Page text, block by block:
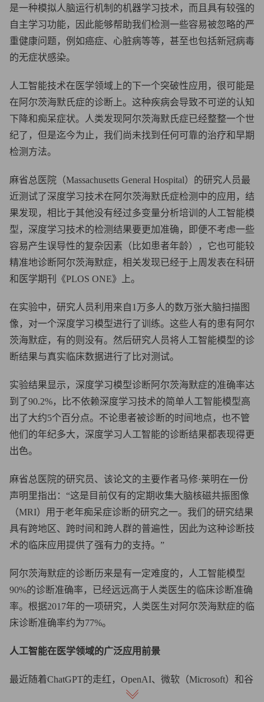
是一种模拟人脑运行机制的机器学习技术，而且具有较强的
自主学习功能，因此能够帮助我们检测一些容易被忽略的严
重健康问题，例如癌症、心脏病等等，甚至也包括新冠病毒
的无症状感染。
人工智能技术在医学领域上的下一个突破性应用，很可能是
在阿尔茨海默氏症的诊断上。这种疾病会导致不可逆的认知
下降和痴呆症状。人类发现阿尔茨海默氏症已经整整一个世
纪了，但是迄今为止，我们尚未找到任何可靠的治疗和早期
检测方法。
麻省总医院（Massachusetts General Hospital）的研究人员最
近测试了深度学习技术在阿尔茨海默氏症检测中的应用，结
果发现，相比于其他没有经过多变量分析培训的人工智能模
型，深度学习技术的检测结果要更加准确，即便不考虑一些
容易产生误导性的复杂因素（比如患者年龄），它也可能较
精准地诊断阿尔茨海默症，相关发现已经于上周发表在科研
和医学期刊《PLOS ONE》上。
在实验中，研究人员利用来自1万多人的数万张大脑扫描图
像，对一个深度学习模型进行了训练。这些人有的患有阿尔
茨海默症，有的则没有。然后研究人员将人工智能模型的诊
断结果与真实临床数据进行了比对测试。
实验结果显示，深度学习模型诊断阿尔茨海默症的准确率达
到了90.2%，比不依赖深度学习技术的简单人工智能模型高
出了大约5个百分点。不论患者被诊断的时间地点，也不管
他们的年纪多大，深度学习人工智能的诊断结果都表现得更
出色。
麻省总医院的研究员、该论文的主要作者马修·莱明在一份
声明里指出：“这是目前仅有的定期收集大脑核磁共振图像
（MRI）用于老年痴呆症诊断的研究之一。我们的研究结果
具有跨地区、跨时间和跨人群的普遍性，因此为这种诊断技
术的临床应用提供了强有力的支持。”
阿尔茨海默症的诊断历来是有一定难度的，人工智能模型
90%的诊断准确率，已经远远高于人类医生的临床诊断准确
率。根据2017年的一项研究，人类医生对阿尔茨海默症的临
床诊断准确率约为77%。
人工智能在医学领域的广泛应用前景
最近随着ChatGPT的走红，OpenAI、微软（Microsoft）和谷
歌（Google）等公司开发的人工智能应用成了人们谈论的热